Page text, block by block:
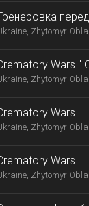
Zhytomyr
Wars "
Zhytomyr
Wars
Zhytomyr
Wars
Zhytomyr